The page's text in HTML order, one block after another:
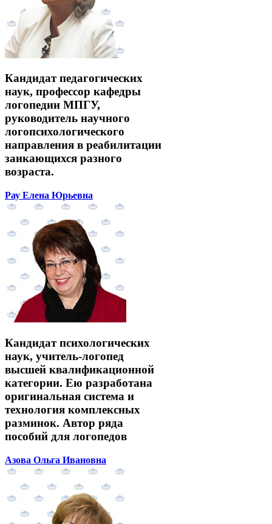
Кандидат педагогических
наук, профессор кафедры
логопедии МПГУ,
руководитель научного
логопсихологического
направления в реабилитации
заикающихся разного
возраста.
Рау Елена Юрьевна
Кандидат психологических
наук, учитель-логопед
высшей квалификационной
категории. Ею разработана
оригинальная система и
технология комплексных
разминок. Автор ряда
пособий для логопедов
Азова Ольга Ивановна